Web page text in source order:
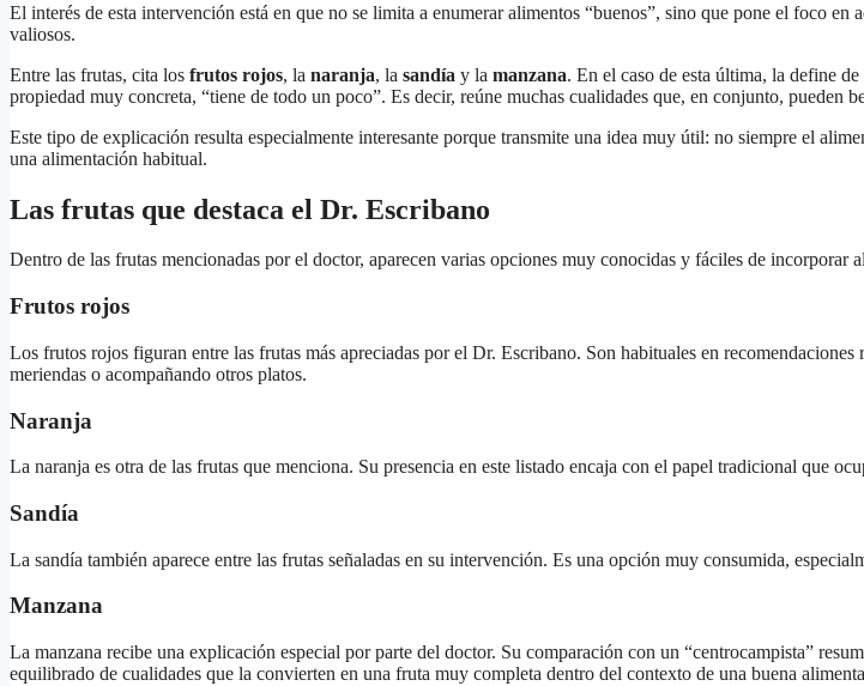
El interés de esta intervención está en que no se limita a enumerar alimentos “buenos”, sino que pone el foco
valiosos.
Entre las frutas, cita los frutos rojos, la naranja, la sandía y la manzana. En el caso de esta última, la define
propiedad muy concreta, “tiene de todo un poco”. Es decir, reúne muchas cualidades que, en conjunto, pueden
Este tipo de explicación resulta especialmente interesante porque transmite una idea muy útil: no siempre el
una alimentación habitual.
Las frutas que destaca el Dr. Escribano
Dentro de las frutas mencionadas por el doctor, aparecen varias opciones muy conocidas y fáciles de incorporar
Frutos rojos
Los frutos rojos figuran entre las frutas más apreciadas por el Dr. Escribano. Son habituales en
meriendas o acompañando otros platos.
Naranja
La naranja es otra de las frutas que menciona. Su presencia en este listado encaja con el papel tradicional que
Sandía
La sandía también aparece entre las frutas señaladas en su intervención. Es una opción muy consumida,
Manzana
La manzana recibe una explicación especial por parte del doctor. Su comparación con un “centrocampista”
equilibrado de cualidades que la convierten en una fruta muy completa dentro del contexto de una buena